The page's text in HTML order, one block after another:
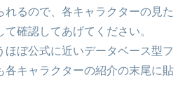
れるので、各キャラクターの見た
て確認してあげてください。
ほぼ公式に近いデータベース型フ
各キャラクターの紹介の末尾に貼